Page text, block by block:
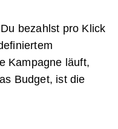
bezahlst pro Klick
Kampagne läuft,
Budget, ist die